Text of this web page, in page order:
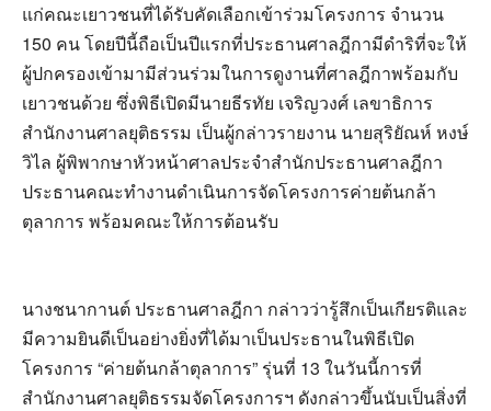
แก่คณะเยาวชนที่ได้รับคัดเลือกเข้าร่วมโครงการ จำนวน
150 คน โดยปีนี้ถือเป็นปีแรกที่ประธานศาลฎีกามีดำริที่จะให้
ผู้ปกครองเข้ามามีส่วนร่วมในการดูงานที่ศาลฎีกาพร้อมกับ
เยาวชนด้วย ซึ่งพิธีเปิดมีนายธีรทัย เจริญวงศ์ เลขาธิการ
สำนักงานศาลยุติธรรม เป็นผู้กล่าวรายงาน นายสุริยัณห์ หงษ์
วิไล ผู้พิพากษาหัวหน้าศาลประจำสำนักประธานศาลฎีกา
ประธานคณะทำงานดำเนินการจัดโครงการค่ายต้นกล้า
ตุลาการ พร้อมคณะให้การต้อนรับ
นางชนากานต์ ประธานศาลฎีกา กล่าวว่ารู้สึกเป็นเกียรติและ
มีความยินดีเป็นอย่างยิ่งที่ได้มาเป็นประธานในพิธีเปิด
โครงการ “ค่ายต้นกล้าตุลาการ” รุ่นที่ 13 ในวันนี้การที่
สำนักงานศาลยุติธรรมจัดโครงการฯ ดังกล่าวขึ้นนับเป็นสิ่งที่